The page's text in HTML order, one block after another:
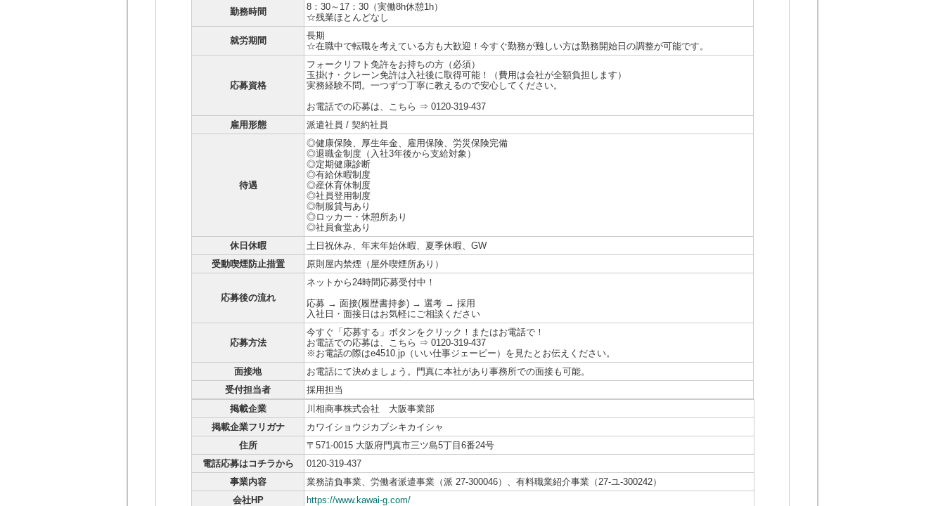
勤務時間
8：30～17：30（実働8h休憩1h）
☆残業ほとんどなし
就労期間
長期
☆在職中で転職を考えている方も大歓迎！今すぐ勤務が難しい方は勤務開始日の調整が可能です。
応募資格
フォークリフト免許をお持ちの方（必須）
玉掛け・クレーン免許は入社後に取得可能！（費用は会社が全額負担します）
実務経験不問。一つずつ丁寧に教えるので安心してください。
お電話での応募は、こちら ⇒ 0120-319-437
雇用形態
派遣社員 / 契約社員
待遇
◎健康保険、厚生年金、雇用保険、労災保険完備
◎退職金制度（入社3年後から支給対象）
◎定期健康診断
◎有給休暇制度
◎産休育休制度
◎社員登用制度
◎制服貸与あり
◎ロッカー・休憩所あり
◎社員食堂あり
休日休暇
土日祝休み、年末年始休暇、夏季休暇、GW
受動喫煙防止措置
原則屋内禁煙（屋外喫煙所あり）
応募後の流れ
ネットから24時間応募受付中！
応募 → 面接(履歴書持参) → 選考 → 採用
入社日・面接日はお気軽にご相談ください
応募方法
今すぐ「応募する」ボタンをクリック！またはお電話で！
お電話での応募は、こちら ⇒ 0120-319-437
※お電話の際はe4510.jp（いい仕事ジェーピー）を見たとお伝えください。
面接地
お電話にて決めましょう。門真に本社があり事務所での面接も可能。
受付担当者
採用担当
掲載企業
川相商事株式会社 大阪事業部
掲載企業フリガナ
カワイショウジカブシキカイシャ
住所
〒571-0015 大阪府門真市三ツ島5丁目6番24号
電話応募はコチラから
0120-319-437
事業内容
業務請負事業、労働者派遣事業（派 27-300046）、有料職業紹介事業（27-ユ-300242）
会社HP
https://www.kawai-g.com/